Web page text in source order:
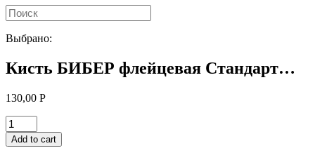
Search
this
website
Выбрано:
Кисть БИБЕР флейцевая Стандарт…
130,00 Р
Кисть
БИБЕР
флейцевая
Add to cart